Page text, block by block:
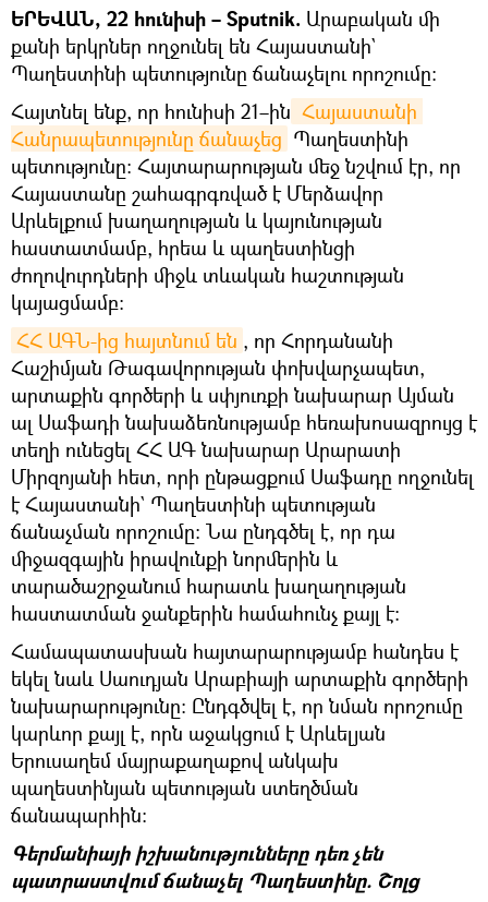
ԵՐԵՎԱՆ, 22 հունիսի – Sputnik. Արաբական մի
քանի երկրներ ողջունել են Հայաստանի`
Պաղեստինի պետությունը ճանաչելու որոշումը։
Հայտնել ենք, որ հունիսի 21–ին Հայաստանի
Հանրապետությունը ճանաչեց Պաղեստինի
պետությունը։ Հայտարարության մեջ նշվում էր, որ
Հայաստանը շահագրգռված է Մերձավոր
Արևելքում խաղաղության և կայունության
հաստատմամբ, հրեա և պաղեստինցի
ժողովուրդների միջև տևական հաշտության
կայացմամբ:
ՀՀ ԱԳՆ-ից հայտնում են , որ Հորդանանի
Հաշիմյան Թագավորության փոխվարչապետ,
արտաքին գործերի և սփյուռքի նախարար Այման
ալ Սաֆադի նախաձեռնությամբ հեռախոսազրույց է
տեղի ունեցել ՀՀ ԱԳ նախարար Արարատի
Միրզոյանի հետ, որի ընթացքում Սաֆադը ողջունել
է Հայաստանի` Պաղեստինի պետության
ճանաչման որոշումը։ Նա ընդգծել է, որ դա
միջազգային իրավունքի նորմերին և
տարածաշրջանում հարատև խաղաղության
հաստատման ջանքերին համահունչ քայլ է։
Համապատասխան հայտարարությամբ հանդես է
եկել նաև Սաուդյան Արաբիայի արտաքին գործերի
նախարարությունը։ Ընդգծվել է, որ նման որոշումը
կարևոր քայլ է, որն աջակցում է Արևելյան
Երուսաղեմ մայրաքաղաքով անկախ
պաղեստինյան պետության ստեղծման
ճանապարհին։
Գերմանիայի իշխանությունները դեռ չեն
պատրաստվում ճանաչել Պաղեստինը. Շոլց